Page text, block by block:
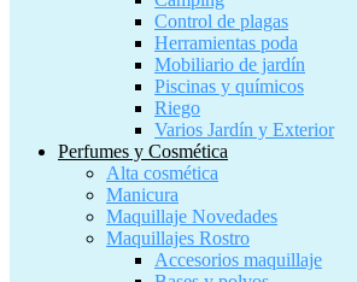
Control de plagas
Herramientas poda
Mobiliario de jardín
Piscinas y químicos
Riego
Varios Jardín y Exterior
Perfumes y Cosmética
Alta cosmética
Manicura
Maquillaje Novedades
Maquillajes Rostro
Accesorios maquillaje